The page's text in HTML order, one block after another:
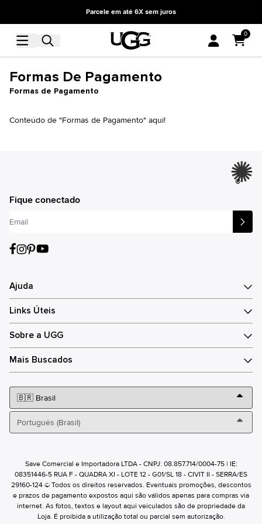
Parcele em até 6X sem juros
0
Formas De Pagamento
Formas de Pagamento
Conteúdo de "Formas de Pagamento" aqui!
®
Fique conectado
Ajuda
Links Úteis
Sobre a UGG
Mais Buscados
Save Comercial e Importadora LTDA - CNPJ: 08.857.714/0004-75 | IE:
08351446-5 RUA F - QUADRA XI - LOTE 12 - G01/SL 18 - CIVIT II - SERRA/ES
29160-124 © Todos os direitos reservados. Eventuais promoções, descontos
e prazos de pagamento expostos aqui são válidos apenas para compras via
internet. As fotos, textos e layout aqui veiculados são de propriedade da
Loja. É proibida a utilização total ou parcial sem autorização.